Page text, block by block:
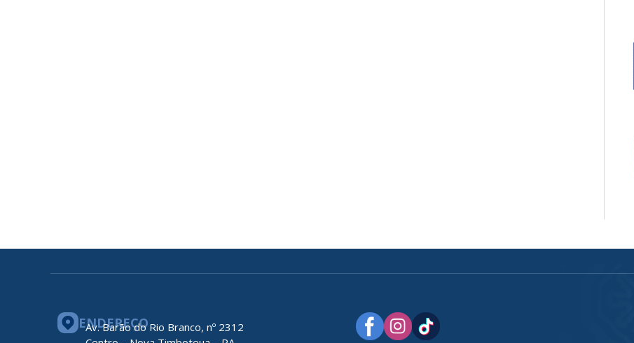
ENDEREÇO
Av. Barão do Rio Branco, nº 2312